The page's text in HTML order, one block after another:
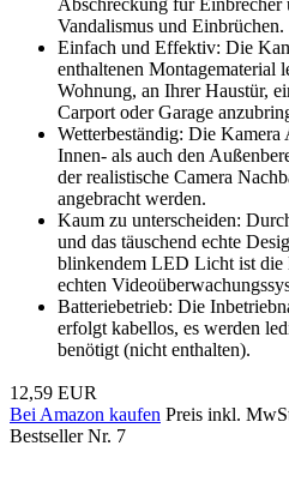
Vandalismus und Einbrüchen.
Einfach und Effektiv: Die
enthaltenen Montagematerial
Wohnung, an Ihrer Haustür,
Carport oder Garage
Wetterbeständig: Die
Innen- als auch den
der realistische Camera
angebracht werden.
Kaum zu unterscheiden:
und das täuschend echte
blinkendem LED Licht ist die
echten
Batteriebetrieb: Die
erfolgt kabellos, es werden
benötigt (nicht enthalten).
12,59 EUR
Bei Amazon kaufen Preis inkl.
Bestseller Nr. 7